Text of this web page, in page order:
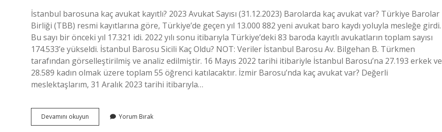
İstanbul barosuna kaç avukat kayıtlı? 2023 Avukat Sayısı (31.12.2023) Barolarda kaç avukat var? Türkiye Barolar
Birliği (TBB) resmi kayıtlarına göre, Türkiye’de geçen yıl 13.000 882 yeni avukat baro kaydı yoluyla mesleğe girdi.
Bu sayı bir önceki yıl 17.321 idi. 2022 yılı sonu itibarıyla Türkiye’deki 83 baroda kayıtlı avukatların toplam sayısı
174.533’e yükseldi. İstanbul Barosu Sicili Kaç Oldu? NOT: Veriler İstanbul Barosu Av. Bilgehan B. Türkmen
tarafından görselleştirilmiş ve analiz edilmiştir. 16 Mayıs 2022 tarihi itibariyle İstanbul Barosu’na 27.193 erkek ve
28.589 kadın olmak üzere toplam 55 öğrenci katılacaktır. İzmir Barosu’nda kaç avukat var? Değerli
meslektaşlarım, 31 Aralık 2023 tarihi itibarıyla…
Devamını okuyun Istanbul
Barosu
Yorum Bırak